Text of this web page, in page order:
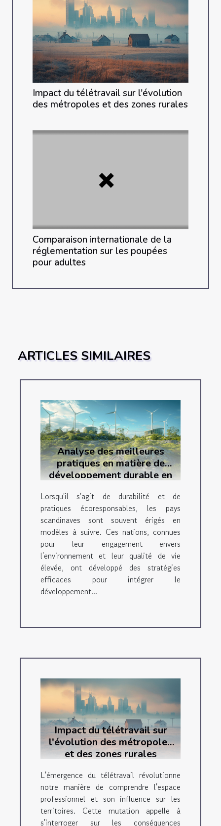
Impact du télétravail sur l'évolution
des métropoles et des zones rurales
Comparaison internationale de la
réglementation sur les poupées
pour adultes
ARTICLES SIMILAIRES
Analyse des meilleures
pratiques en matière de
développement durable en
Lorsqu'il s'agit de durabilité et de
pratiques écoresponsables, les pays
scandinaves sont souvent érigés en
modèles à suivre. Ces nations, connues
pour leur engagement envers
l'environnement et leur qualité de vie
élevée, ont développé des stratégies
efficaces pour intégrer le
développement...
Impact du télétravail sur
l'évolution des métropoles
et des zones rurales
L'émergence du télétravail révolutionne
notre manière de comprendre l'espace
professionnel et son influence sur les
territoires. Cette mutation appelle à
s'interroger sur les conséquences